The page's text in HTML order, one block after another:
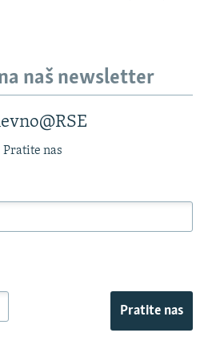
naš newsletter
Pratite nas
Pratite nas